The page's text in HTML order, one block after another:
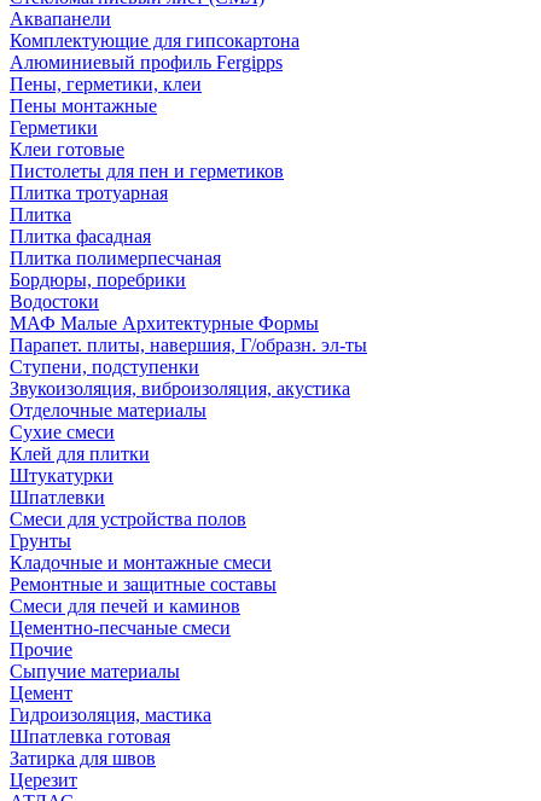
Аквапанели
Комплектующие для гипсокартона
Алюминиевый профиль Fergipps
Пены, герметики, клеи
Пены монтажные
Герметики
Клеи готовые
Пистолеты для пен и герметиков
Плитка тротуарная
Плитка
Плитка фасадная
Плитка полимерпесчаная
Бордюры, поребрики
Водостоки
МАФ Малые Архитектурные Формы
Парапет. плиты, навершия, Г/образн. эл-ты
Ступени, подступенки
Звукоизоляция, виброизоляция, акустика
Отделочные материалы
Сухие смеси
Клей для плитки
Штукатурки
Шпатлевки
Смеси для устройства полов
Грунты
Кладочные и монтажные смеси
Ремонтные и защитные составы
Смеси для печей и каминов
Цементно-песчаные смеси
Прочие
Сыпучие материалы
Цемент
Гидроизоляция, мастика
Шпатлевка готовая
Затирка для швов
Церезит